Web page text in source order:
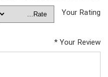
Your Rating
Your Review
*